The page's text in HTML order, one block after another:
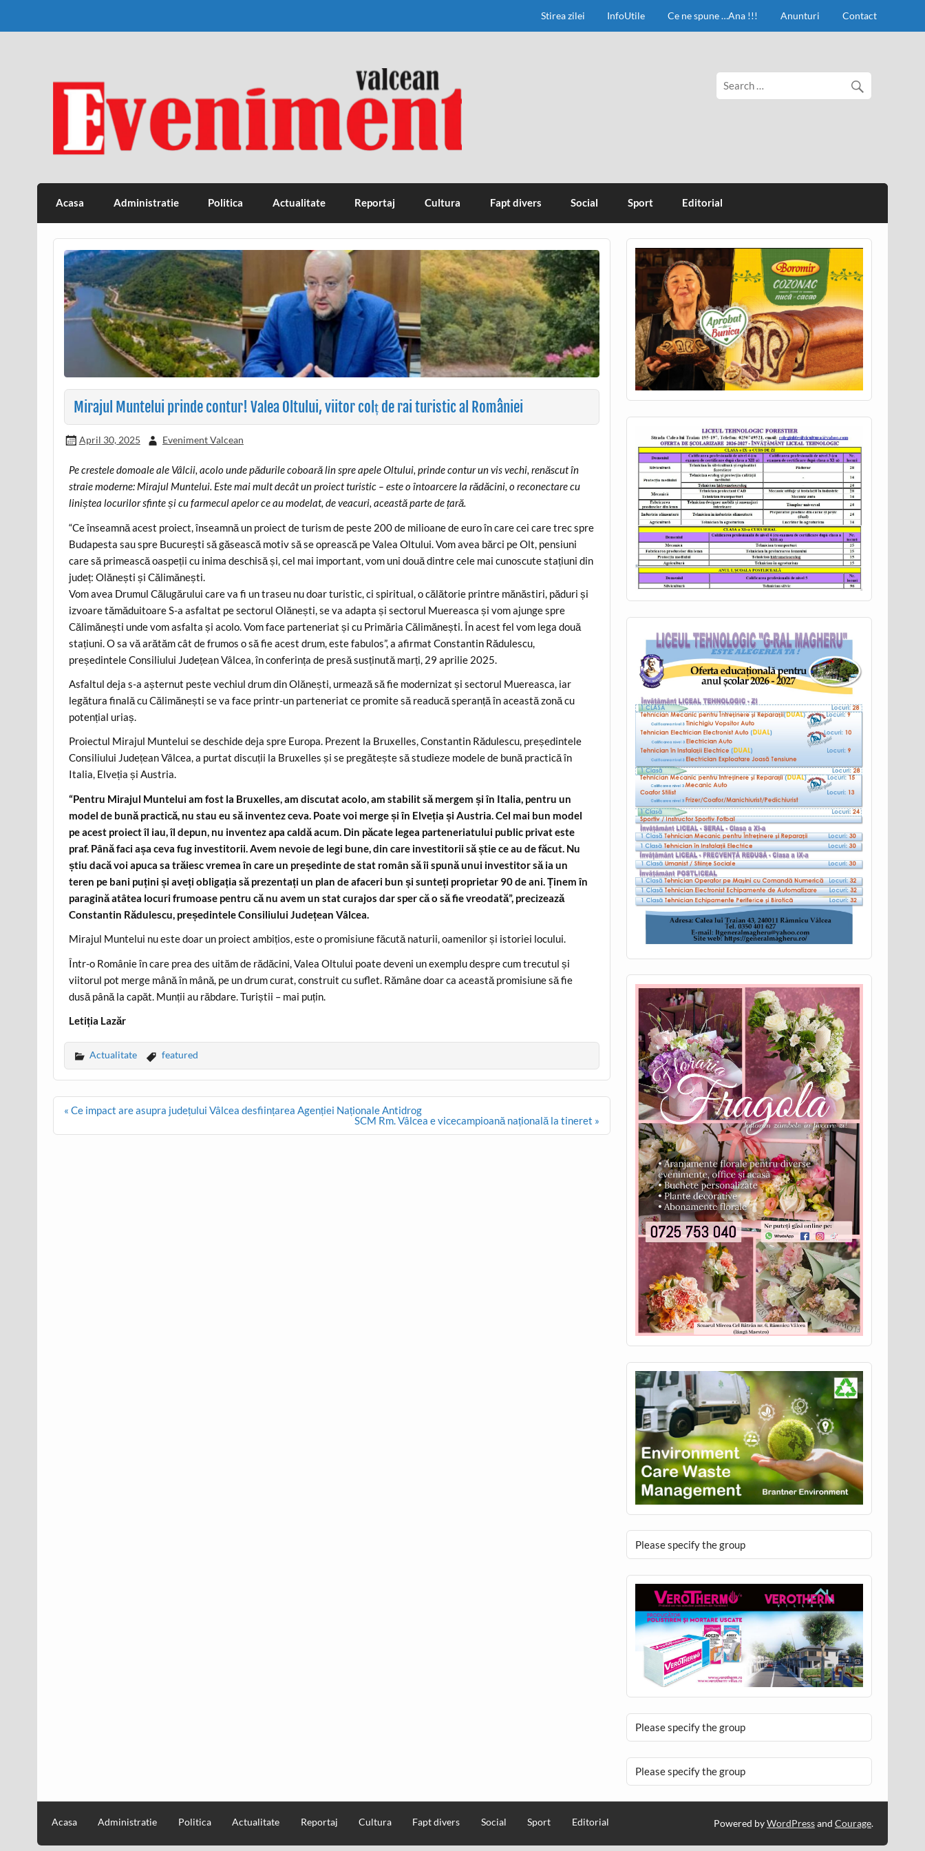
Stirea zilei InfoUtile Ce ne spune …Ana !!! Anunturi Contact
Eveniment Valcean
Acasa Administratie Politica Actualitate Reportaj Cultura Fapt divers Social Sport Editorial
Mirajul Muntelui prinde contur! Valea Oltului, viitor colț de rai turistic al României
April 30, 2025 Eveniment Valcean
Pe crestele domoale ale Vâlcii, acolo unde pădurile coboară lin spre apele Oltului, prinde contur un vis vechi, renăscut în
straie moderne: Mirajul Muntelui. Este mai mult decât un proiect turistic – este o întoarcere la rădăcini, o reconectare cu
liniștea locurilor sfinte și cu farmecul apelor ce au modelat, de veacuri, această parte de țară.
“Ce înseamnă acest proiect, înseamnă un proiect de turism de peste 200 de milioane de euro în care cei care trec spre
Budapesta sau spre București să găsească motiv să se oprească pe Valea Oltului. Vom avea bărci pe Olt, pensiuni
care să primească oaspeții cu inima deschisă și, cel mai important, vom uni două dintre cele mai cunoscute stațiuni din
județ: Olănești și Călimănești.
Vom avea Drumul Călugărului care va fi un traseu nu doar turistic, ci spiritual, o călătorie printre mănăstiri, păduri și
izvoare tămăduitoare S-a asfaltat pe sectorul Olănești, se va adapta și sectorul Muereasca și vom ajunge spre
Călimănești unde vom asfalta și acolo. Vom face parteneriat și cu Primăria Călimănești. În acest fel vom lega două
stațiuni. O sa vă arătăm cât de frumos o să fie acest drum, este fabulos”, a afirmat Constantin Rădulescu,
președintele Consiliului Județean Vâlcea, în conferința de presă susținută marți, 29 aprilie 2025.
Asfaltul deja s-a așternut peste vechiul drum din Olănești, urmează să fie modernizat și sectorul Muereasca, iar
legătura finală cu Călimănești se va face printr-un parteneriat ce promite să readucă speranță în această zonă cu
potențial uriaș.
Proiectul Mirajul Muntelui se deschide deja spre Europa. Prezent la Bruxelles, Constantin Rădulescu, președintele
Consiliului Județean Vâlcea, a purtat discuții la Bruxelles și se pregătește să studieze modele de bună practică în
Italia, Elveția și Austria.
“Pentru Mirajul Muntelui am fost la Bruxelles, am discutat acolo, am stabilit să mergem și în Italia, pentru un
model de bună practică, nu stau eu să inventez ceva. Poate voi merge și în Elveția și Austria. Cel mai bun model
pe acest proiect îl iau, îl depun, nu inventez apa caldă acum. Din păcate legea parteneriatului public privat este
praf. Până faci așa ceva fug investitorii. Avem nevoie de legi bune, din care investitorii să știe ce au de făcut. Nu
știu dacă voi apuca sa trăiesc vremea în care un președinte de stat român să îi spună unui investitor să ia un
teren pe bani puțini și aveți obligația să prezentați un plan de afaceri bun și sunteți proprietar 90 de ani. Ținem în
paragină atâtea locuri frumoase pentru că nu avem un stat curajos dar sper că o să fie vreodată”, precizează
Constantin Rădulescu, președintele Consiliului Județean Vâlcea.
Mirajul Muntelui nu este doar un proiect ambițios, este o promisiune făcută naturii, oamenilor și istoriei locului.
Într-o Românie în care prea des uităm de rădăcini, Valea Oltului poate deveni un exemplu despre cum trecutul și
viitorul pot merge mână în mână, pe un drum curat, construit cu suflet. Rămâne doar ca această promisiune să fie
dusă până la capăt. Munții au răbdare. Turiștii – mai puțin.
Letiția Lazăr
Actualitate featured
Post
navigation
« Ce impact are asupra județului Vâlcea desființarea Agenției Naționale Antidrog
SCM Rm. Vâlcea e vicecampioană națională la tineret »
Please specify the group
Please specify the group
Please specify the group
Acasa Administratie Politica Actualitate Reportaj Cultura Fapt divers Social Sport Editorial Powered byWordPressand Courage.